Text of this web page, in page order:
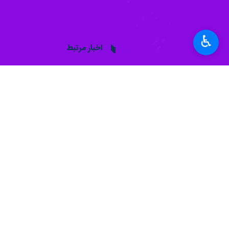
اخبار مرتبط
یکهزار و ۶۳۷ شعبه اخذ رای در لرستان پیش بینی شد
♿︎